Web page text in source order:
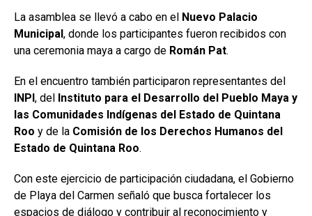
La asamblea se llevó a cabo en el Nuevo Palacio
Municipal , donde los participantes fueron recibidos con
una ceremonia maya a cargo de Román Pat.
En el encuentro también participaron representantes del
INPI , del
Instituto para el Desarrollo del Pueblo Maya y
las Comunidades Indígenas del Estado de Quintana
Roo y de la Comisión de los Derechos Humanos del
Estado de Quintana Roo.
Con este ejercicio de participación ciudadana, el Gobierno
de Playa del Carmen señaló que busca fortalecer los
espacios de diálogo y contribuir al reconocimiento y